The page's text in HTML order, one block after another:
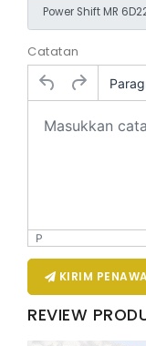
Catatan
P
KIRIM
REVIEW